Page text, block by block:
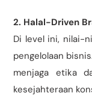
2. Halal-Driven
Di level ini, nilai-
pengelolaan
menjaga etika
kesejahteraan